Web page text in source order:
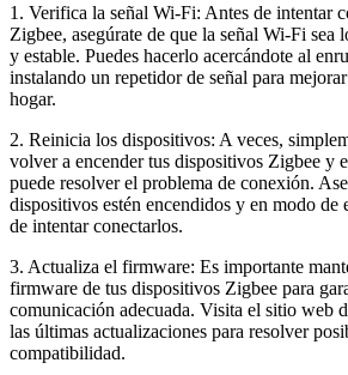
1. Verifica la señal Wi-Fi: Antes de intentar
Zigbee, asegúrate de que la señal Wi-Fi sea
y estable. Puedes hacerlo acercándote al
instalando un repetidor de señal para
hogar.
2. Reinicia los dispositivos: A veces,
volver a encender tus dispositivos Zigbee y
puede resolver el problema de conexión.
dispositivos estén encendidos y en modo de
de intentar conectarlos.
3. Actualiza el firmware: Es importante
firmware de tus dispositivos Zigbee para
comunicación adecuada. Visita el sitio web
las últimas actualizaciones para resolver
compatibilidad.